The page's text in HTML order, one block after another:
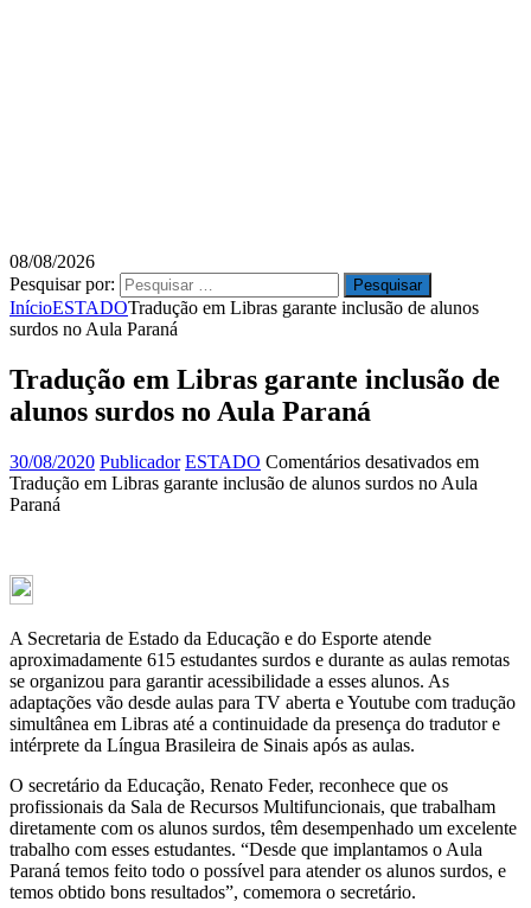
08/08/2026
Pesquisar por:
InícioESTADOTradução em Libras garante inclusão de alunos
surdos no Aula Paraná
Tradução em Libras garante inclusão de
alunos surdos no Aula Paraná
30/08/2020 Publicador ESTADO Comentários desativados em
Tradução em Libras garante inclusão de alunos surdos no Aula
Paraná
A Secretaria de Estado da Educação e do Esporte atende
aproximadamente 615 estudantes surdos e durante as aulas remotas
se organizou para garantir acessibilidade a esses alunos. As
adaptações vão desde aulas para TV aberta e Youtube com tradução
simultânea em Libras até a continuidade da presença do tradutor e
intérprete da Língua Brasileira de Sinais após as aulas.
O secretário da Educação, Renato Feder, reconhece que os
profissionais da Sala de Recursos Multifuncionais, que trabalham
diretamente com os alunos surdos, têm desempenhado um excelente
trabalho com esses estudantes. “Desde que implantamos o Aula
Paraná temos feito todo o possível para atender os alunos surdos, e
temos obtido bons resultados”, comemora o secretário.